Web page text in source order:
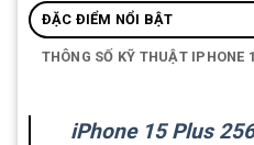
ĐẶC ĐIỂM NỔI BẬT
THÔNG SỐ KỸ THUẬT IPHONE
iPhone 15 Plus